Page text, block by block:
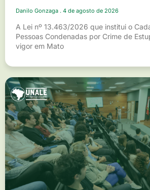
Danilo Gonzaga 4 de agosto de 2026
A Lei nº 13.463/2026 que institui o
Pessoas Condenadas por Crime de
vigor em Mato